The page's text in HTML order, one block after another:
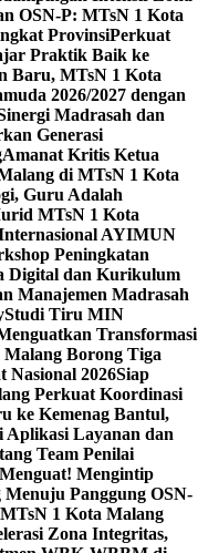
OSN-P: MTsN 1 Kota
ProvinsiPerkuat
Praktik Baik ke
Baru, MTsN 1 Kota
2026/2027 dengan
Madrasah dan
Generasi
Amanat Kritis Ketua
di MTsN 1 Kota
Guru Adalah
MTsN 1 Kota
AYIMUN
Peningkatan
Digital dan Kurikulum
Manajemen Madrasah
Studi Tiru MIN
Transformasi
Borong Tiga
Nasional 2026Siap
Perkuat Koordinasi
ke Kemenag Bantul,
Aplikasi Layanan dan
Team Penilai
Mengintip
Panggung OSN-
1 Kota Malang
Zona Integritas,